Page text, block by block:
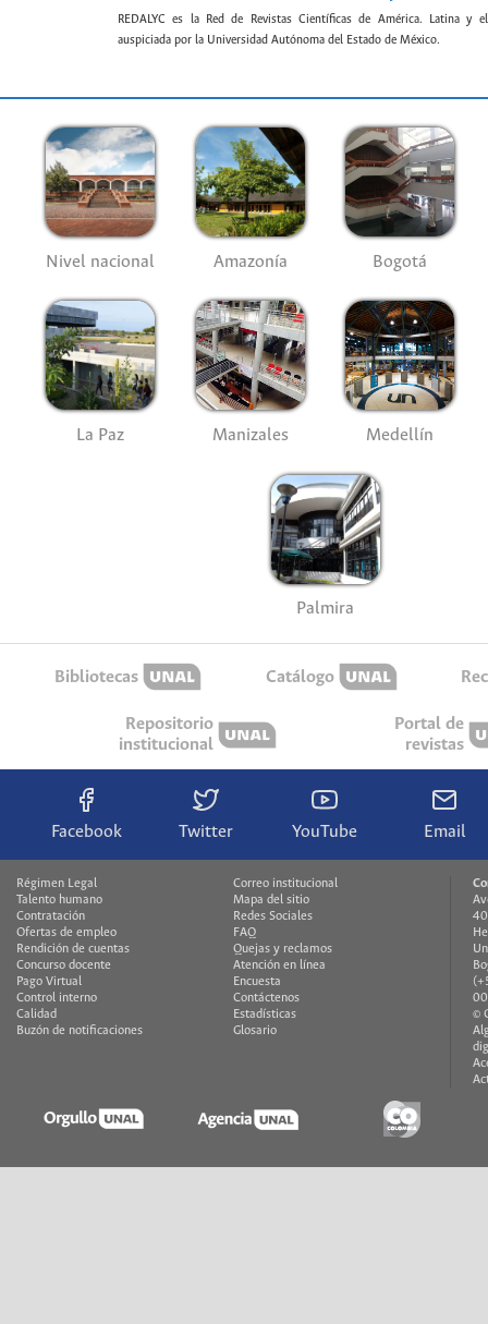
REDALYC es la Red de Revistas Científicas de América. Latina y
auspiciada por la Universidad Autónoma del Estado de México.
Nivel nacional Amazonía Bogotá
La Paz Manizales Medellín
Palmira
Bibliotecas Catálogo
Repositorio
institucional
Portal de
revistas
Facebook Twitter YouTube Email
Régimen Legal
Talento humano
Contratación
Ofertas de empleo
Rendición de cuentas
Concurso docente
Pago Virtual
Control interno
Calidad
Buzón de notificaciones
Correo institucional
Mapa del sitio
Redes Sociales
FAQ
Quejas y reclamos
Atención en línea
Encuesta
Contáctenos
Estadísticas
Glosario
©